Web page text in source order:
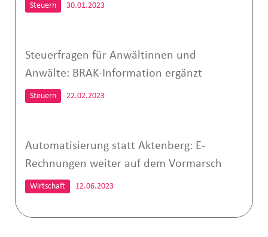
Steuern 30.01.2023
Steuerfragen für Anwältinnen und
Anwälte: BRAK-Information ergänzt
Steuern 22.02.2023
Automatisierung statt Aktenberg: E-
Rechnungen weiter auf dem Vormarsch
Wirtschaft 12.06.2023